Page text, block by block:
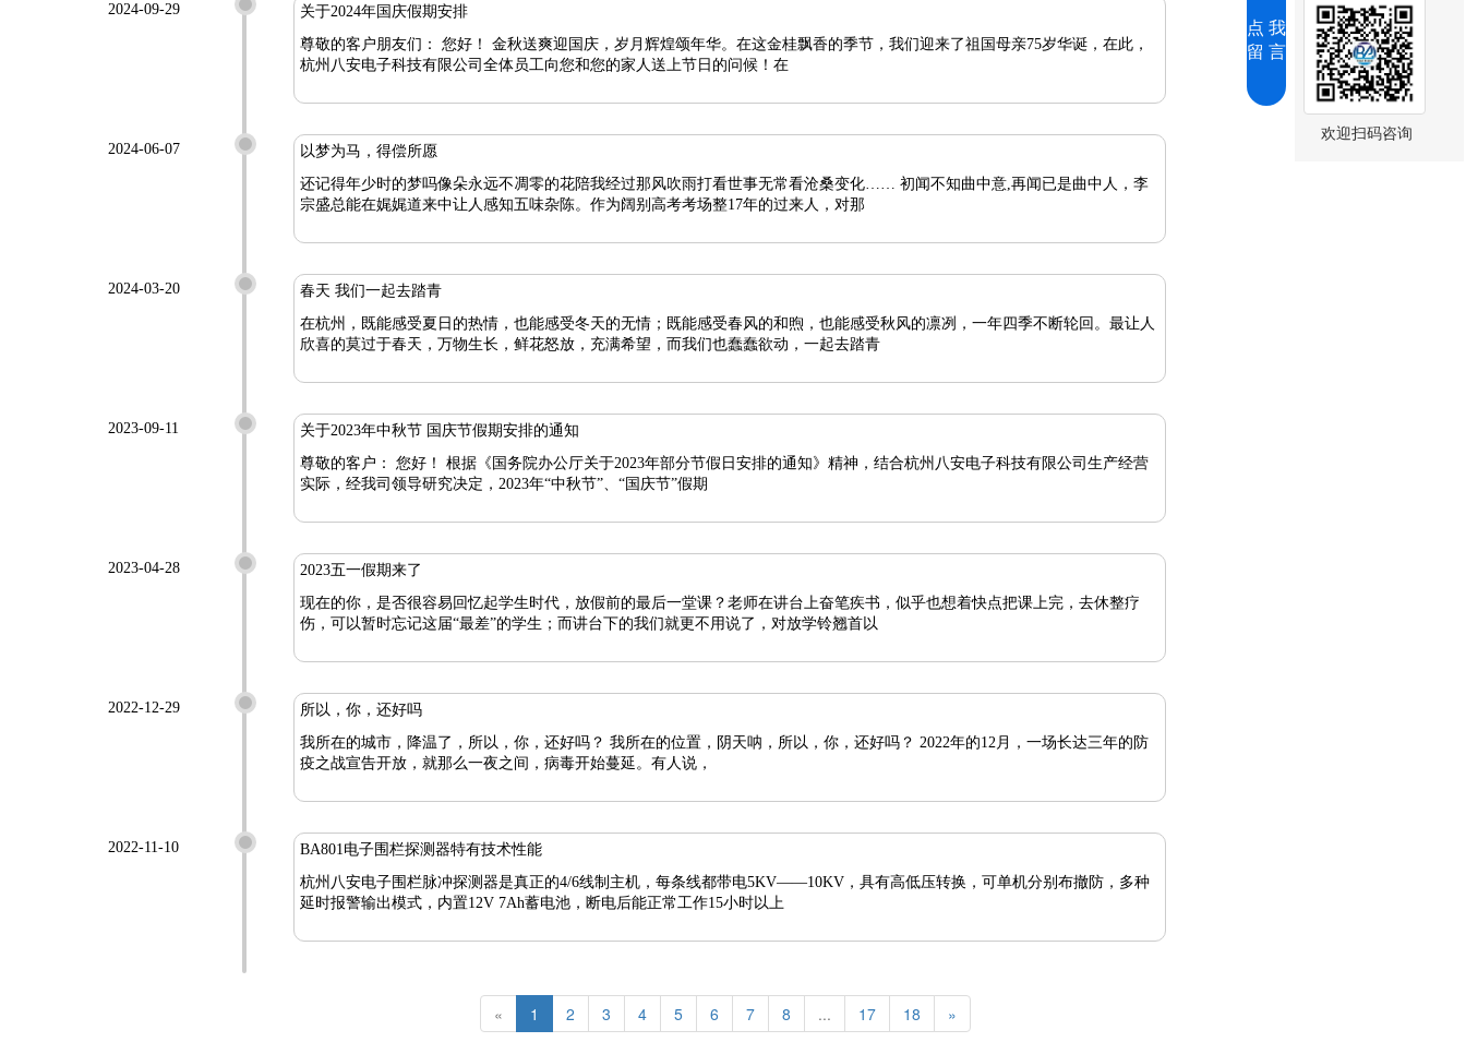
点 我
留 言
欢迎扫码咨询
2024-09-29
关于2024年国庆假期安排
尊敬的客户朋友们： 您好！ 金秋送爽迎国庆，岁月辉煌颂年华。在这金桂飘香的季节，我们迎来了祖国母亲75岁华诞，在此，
杭州八安电子科技有限公司全体员工向您和您的家人送上节日的问候！在
2024-06-07
以梦为马，得偿所愿
还记得年少时的梦吗像朵永远不凋零的花陪我经过那风吹雨打看世事无常看沧桑变化…… 初闻不知曲中意,再闻已是曲中人，李
宗盛总能在娓娓道来中让人感知五味杂陈。作为阔别高考考场整17年的过来人，对那
2024-03-20
春天 我们一起去踏青
在杭州，既能感受夏日的热情，也能感受冬天的无情；既能感受春风的和煦，也能感受秋风的凛冽，一年四季不断轮回。最让人
欣喜的莫过于春天，万物生长，鲜花怒放，充满希望，而我们也蠢蠢欲动，一起去踏青
2023-09-11
关于2023年中秋节 国庆节假期安排的通知
尊敬的客户： 您好！ 根据《国务院办公厅关于2023年部分节假日安排的通知》精神，结合杭州八安电子科技有限公司生产经营
实际，经我司领导研究决定，2023年“中秋节”、“国庆节”假期
2023-04-28
2023五一假期来了
现在的你，是否很容易回忆起学生时代，放假前的最后一堂课？老师在讲台上奋笔疾书，似乎也想着快点把课上完，去休整疗
伤，可以暂时忘记这届“最差”的学生；而讲台下的我们就更不用说了，对放学铃翘首以
2022-12-29
所以，你，还好吗
我所在的城市，降温了，所以，你，还好吗？ 我所在的位置，阴天呐，所以，你，还好吗？ 2022年的12月，一场长达三年的防
疫之战宣告开放，就那么一夜之间，病毒开始蔓延。有人说，
2022-11-10
BA801电子围栏探测器特有技术性能
杭州八安电子围栏脉冲探测器是真正的4/6线制主机，每条线都带电5KV——10KV，具有高低压转换，可单机分别布撤防，多种
延时报警输出模式，内置12V 7Ah蓄电池，断电后能正常工作15小时以上
« 1 2 3 4 5 6 7 8 ... 17 18 »